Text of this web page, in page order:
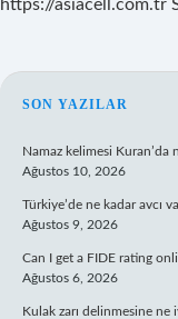
https://asiacell.com.tr
SON YAZILAR
Namaz kelimesi Kuran’da
Ağustos 10, 2026
Türkiye’de ne kadar avcı
Ağustos 9, 2026
Can I get a FIDE rating
Ağustos 6, 2026
Kulak zarı delinmesine ne